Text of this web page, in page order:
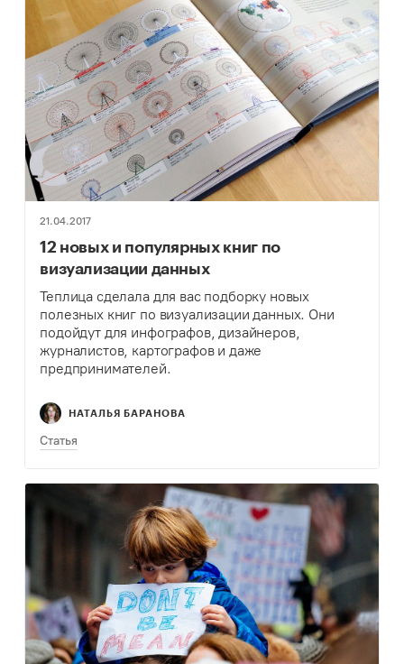
21.04.2017
12 новых и популярных книг по
визуализации данных
Теплица сделала для вас подборку новых
полезных книг по визуализации данных. Они
подойдут для инфографов, дизайнеров,
журналистов, картографов и даже
предпринимателей.
НАТАЛЬЯ БАРАНОВА
Статья